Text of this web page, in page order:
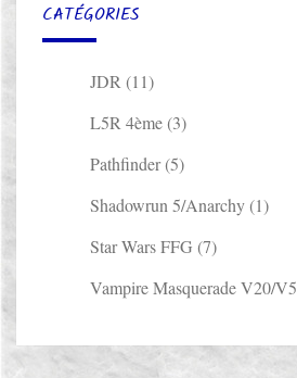
CATÉGORIES
JDR (11)
L5R 4ème (3)
Pathfinder(5)
Shadowrun 5/Anarchy (1)
Star Wars FFG (7)
Vampire Masquerade V20/V5